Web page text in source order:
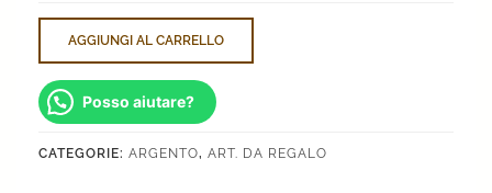
AGGIUNGI AL CARRELLO
Posso aiutare?
CATEGORIE: ARGENTO, ART. DA REGALO